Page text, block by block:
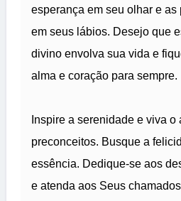
esperança em seu olhar e
em seus lábios. Desejo que
divino envolva sua vida e
alma e coração para sempre.
Inspire a serenidade e viva o
preconceitos. Busque a
essência. Dedique-se aos
e atenda aos Seus